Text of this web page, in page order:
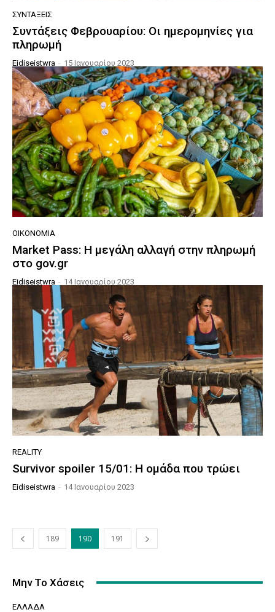
ΣΥΝΤΆΞΕΙΣ
Συντάξεις Φεβρουαρίου: Οι ημερομηνίες για
πληρωμή
Eidiseistwra - 15 Ιανουαρίου 2023
ΟΙΚΟΝΟΜΊΑ
Market Pass: Η μεγάλη αλλαγή στην πληρωμή
στο gov.gr
Eidiseistwra - 14 Ιανουαρίου 2023
REALITY
Survivor spoiler 15/01: Η ομάδα που τρώει
Eidiseistwra - 14 Ιανουαρίου 2023
189 190 191
Μην Το Χάσεις
ΕΛΛΆΔΑ